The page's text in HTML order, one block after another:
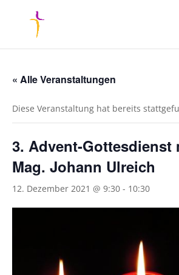
« Alle Veranstaltungen
Diese Veranstaltung hat bereits
3. Advent-Gottesdienst
Mag. Johann Ulreich
12. Dezember 2021 @ 9:30 - 10:30